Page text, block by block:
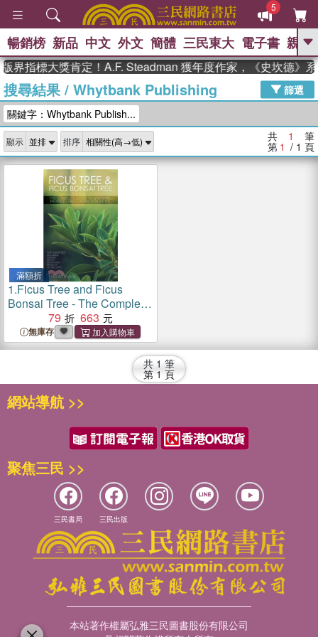
5
GO
熱搜： 東野圭吾 、 The Odyssey 、
父親節 、 如果歷史是一群喵 、 暑期
念華 、 台灣的李登輝時代 、 數學女
孩：黎曼猜想
偉大的迷走神經
暢銷榜 新品 中文 外文 簡體 三民東大 電子書 親子
界指標大獎肯定！A.F. Steadman 獲年度作家，《史坎德》
搜尋結果/ Whytbank Publishing
篩選
關鍵字：Whytbank Publish...
顯示 排序 共 1 筆
第 1 / 1 頁
滿額折
1.Ficus Tree and Ficus
Bonsai Tree - The Complete
Guide to Growing, Pruning
and Caring for Ficus
79 663
無庫存
共 1 筆
第 1 頁
網站導航 >>
聚焦三民 >>
三民書局 三民出版
本站著作權屬弘雅三民圖書股份有限公司